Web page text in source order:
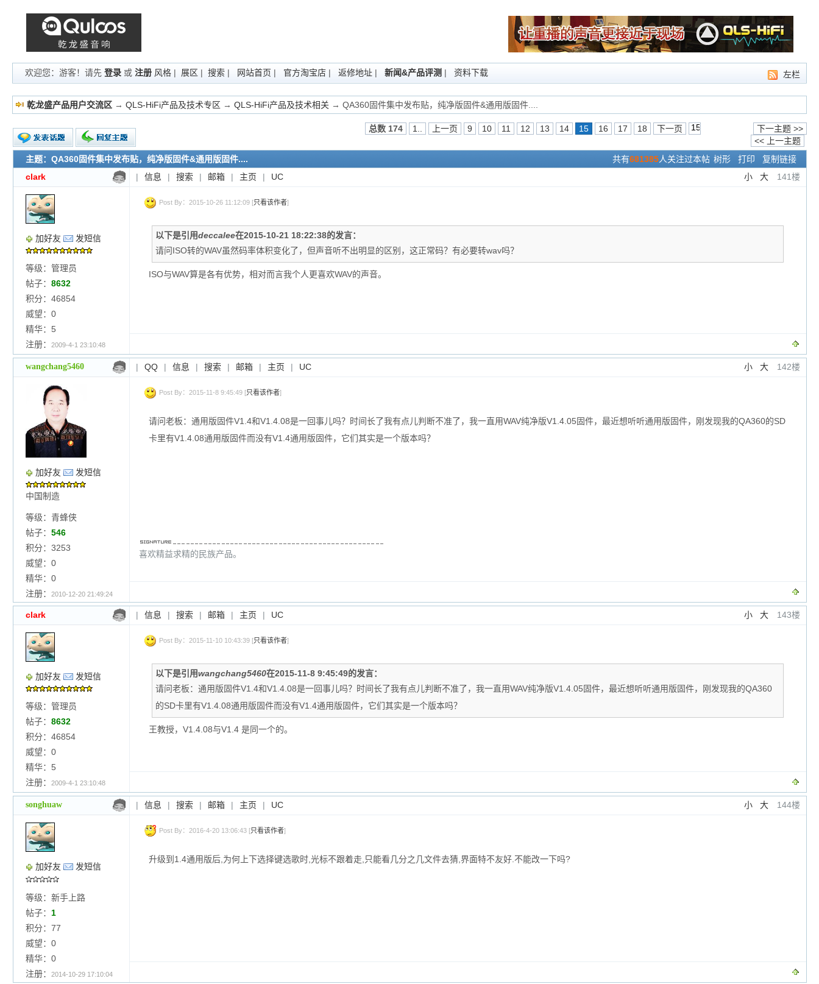
左栏
欢迎您：游客！请先登录 或注册 风格 | 展区 |搜索 | 网站首页 | 官方淘宝店 | 返修地址 | 新闻&产品评测 | 资料下载
乾龙盛产品用户交流区 →QLS-HiFi产品及技术专区 →QLS-HiFi产品及技术相关 → QA360固件集中发布贴，纯净版固件&通用版固件....
新的主题
投票帖
交易帖
小字报
下一主题 >>
<< 上一主题
总数 174 1.. 上一页 9 10 11 12 13 14 15 16 17 18 下一页
共有681385人关注过本帖 树形 打印 复制链接
主题：QA360固件集中发布贴，纯净版固件&通用版固件....
clark
小 大 141楼
| 信息 | 搜索 | 邮箱 | 主页 | UC
加好友 发短信
等级：管理员
帖子： 8632
积分：46854
威望：0
精华：5
注册：
2009-4-1 23:10:48
Post By：2015-10-26 11:12:09 [只看该作者]
以下是引用deccalee在2015-10-21 18:22:38的发言：
请问ISO转的WAV虽然码率体积变化了，但声音听不出明显的区别，这正常码？有必要转wav吗？
ISO与WAV算是各有优势，相对而言我个人更喜欢WAV的声音。
wangchang5460 小 大 142楼
| QQ | 信息 | 搜索 | 邮箱 | 主页 | UC
加好友 发短信
中国制造
等级：青蜂侠
帖子： 546
积分：3253
威望：0
精华：0
注册：
2010-12-20 21:49:24
Post By：2015-11-8 9:45:49 [只看该作者]
请问老板：通用版固件V1.4和V1.4.08是一回事儿吗？时间长了我有点儿判断不准了，我一直用WAV纯净版V1.4.05固件，最近想听听通用版固件，刚发现我的QA360的SD
卡里有V1.4.08通用版固件而没有V1.4通用版固件，它们其实是一个版本吗？
喜欢精益求精的民族产品。
clark 小 大 143楼
| 信息 | 搜索 | 邮箱 | 主页 | UC
加好友 发短信
等级：管理员
帖子： 8632
积分：46854
威望：0
精华：5
注册：
2009-4-1 23:10:48
Post By：2015-11-10 10:43:39 [只看该作者]
以下是引用wangchang5460在2015-11-8 9:45:49的发言：
请问老板：通用版固件V1.4和V1.4.08是一回事儿吗？时间长了我有点儿判断不准了，我一直用WAV纯净版V1.4.05固件，最近想听听通用版固件，刚发现我的QA360
的SD卡里有V1.4.08通用版固件而没有V1.4通用版固件，它们其实是一个版本吗？
王教授，V1.4.08与V1.4 是同一个的。
songhuaw 小 大 144楼
| 信息 | 搜索 | 邮箱 | 主页 | UC
加好友 发短信
等级：新手上路
帖子： 1
积分：77
威望：0
精华：0
注册：
2014-10-29 17:10:04
Post By：2016-4-20 13:06:43 [只看该作者]
升级到1.4通用版后,为何上下选择键选歌时,光标不跟着走,只能看几分之几文件去猜,界面特不友好.不能改一下吗?